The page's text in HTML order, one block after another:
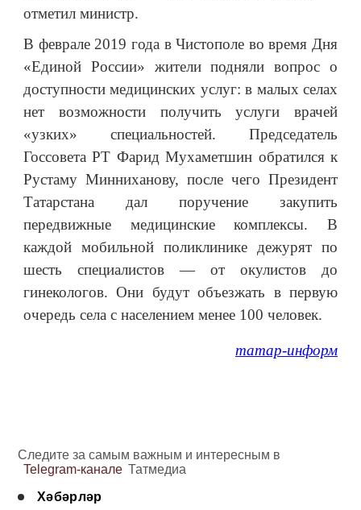
отметил министр.
В феврале 2019 года в Чистополе во время Дня
«Единой России» жители подняли вопрос о
доступности медицинских услуг: в малых селах
нет возможности получить услуги врачей
«узких» специальностей. Председатель
Госсовета РТ Фарид Мухаметшин обратился к
Рустаму Минниханову, после чего Президент
Татарстана дал поручение закупить
передвижные медицинские комплексы. В
каждой мобильной поликлинике дежурят по
шесть специалистов — от окулистов до
гинекологов. Они будут объезжать в первую
очередь села с населением менее 100 человек.
татар-информ
Следите за самым важным и интересным в
Telegram-канале Татмедиа
Хәбәрләр